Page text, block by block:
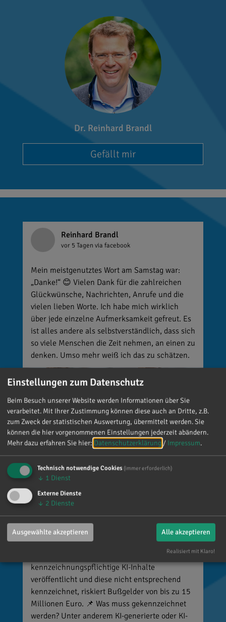
Dr. Reinhard Brandl
Gefällt mir
Reinhard Brandl
vor 5 Tagen via facebook
Mein meistgenutztes Wort am Samstag war:
„Danke!“ 😊 Vielen Dank für die zahlreichen
Glückwünsche, Nachrichten, Anrufe und die
vielen lieben Worte. Ich habe mich wirklich
über jede einzelne Aufmerksamkeit gefreut. Es
ist alles andere als selbstverständlich, dass sich
so viele Menschen die Zeit nehmen, an einen zu
denken. Umso mehr weiß ich das zu schätzen.
Reinhard Brandl
vor 6 Tagen
🚨 Neues EU-Gesetz seit dem 2. August! Ab
sofort gelten neue Vorschriften für die
Kennzeichnung bestimmter KI-Inhalte. ⚠️
kennzeichnungspflichtige KI-Inhalte
veröffentlicht und diese nicht entsprechend
kennzeichnet, riskiert Bußgelder von bis zu 15
Millionen Euro. 📌 Was muss gekennzeichnet
werden? Unter anderem KI-generierte oder KI-
Einstellungen zum Datenschutz
Beim Besuch unserer Website werden Informationen über Sie
verarbeitet. Mit Ihrer Zustimmung können diese auch an Dritte, z.B.
zum Zweck der statistischen Auswertung, übermittelt werden. Sie
können die hier vorgenommenen Einstellungen jederzeit abändern.
Mehr dazu erfahren Sie hier: Datenschutzerklärung / Impressum.
Technisch notwendige Cookies (immer erforderlich)
↓ 1 Dienst
Externe Dienste
↓ 2 Dienste
Ausgewählte akzeptieren Alle akzeptieren
Realisiert mit Klaro!